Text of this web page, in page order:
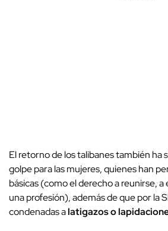
El retorno de los talibanes también ha
golpe para las mujeres, quienes han
básicas (como el derecho a reunirse,
una profesión), además de que por la
condenadas alatigazos o